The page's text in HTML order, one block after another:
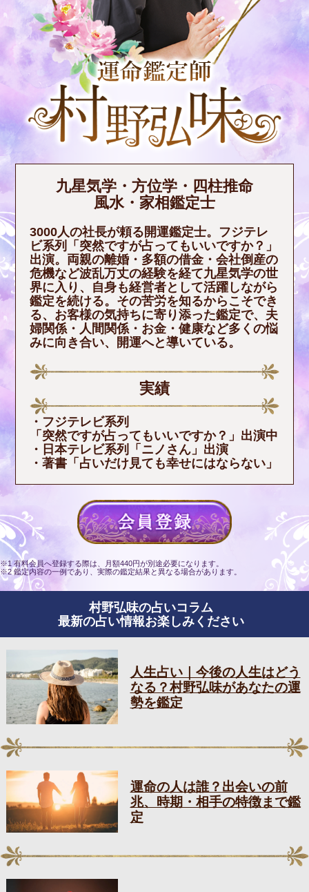
九星気学・方位学・四柱推命
風水・家相鑑定士
3000人の社長が頼る開運鑑定士。フジテレ
ビ系列「突然ですが占ってもいいですか？」
出演。両親の離婚・多額の借金・会社倒産の
危機など波乱万丈の経験を経て九星気学の世
界に入り、自身も経営者として活躍しながら
鑑定を続ける。その苦労を知るからこそでき
る、お客様の気持ちに寄り添った鑑定で、夫
婦関係・人間関係・お金・健康など多くの悩
みに向き合い、開運へと導いている。
実績
・フジテレビ系列
「突然ですが占ってもいいですか？」出演中
・日本テレビ系列「ニノさん」出演
・著書「占いだけ見ても幸せにはならない」
※1 有料会員へ登録する際は、月額440円が別途必要になります。
※2 鑑定内容の一例であり、実際の鑑定結果と異なる場合があります。
村野弘味の占いコラム
最新の占い情報お楽しみください
人生占い｜今後の人生はどう
なる？村野弘味があなたの運
勢を鑑定
運命の人は誰？出会いの前
兆、時期・相手の特徴まで鑑
定